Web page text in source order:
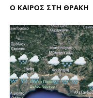
Ο ΚΑΙΡΟΣ ΣΤΗ ΘΡΑΚΗ